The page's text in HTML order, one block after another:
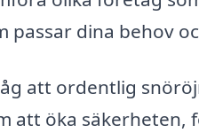
passar dina behov
att ordentlig
att öka